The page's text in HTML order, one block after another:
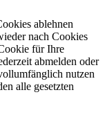
ablehnen
nach Cookies
für Ihre
abmelden oder
nutzen
alle gesetzten